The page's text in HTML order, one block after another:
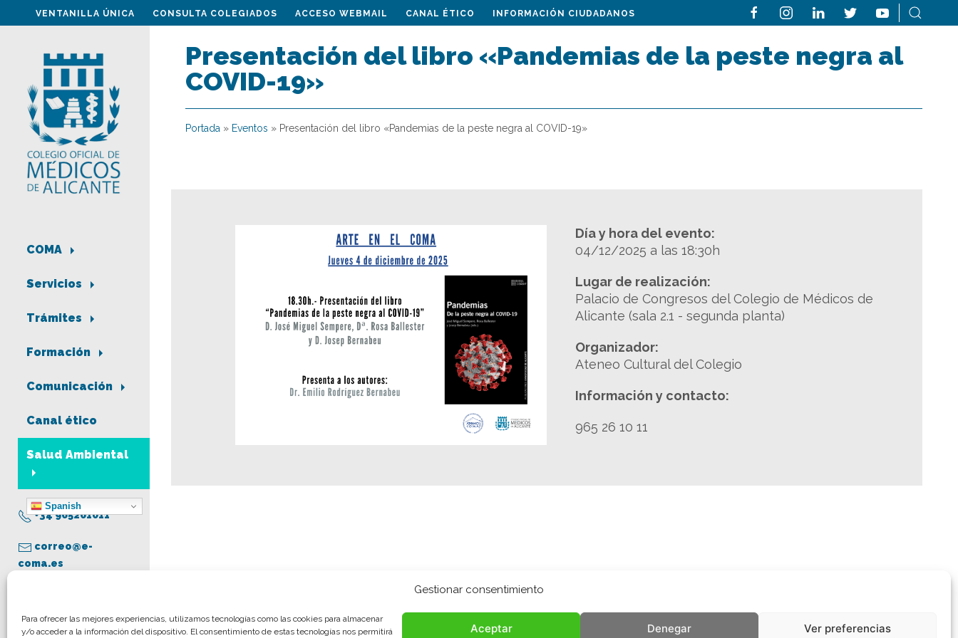
Gestionar consentimiento
Para ofrecer las mejores experiencias, utilizamos tecnologías como las cookies para almacenar
y/o acceder a la información del dispositivo. El consentimiento de estas tecnologías nos permitirá
Aceptar Denegar Ver preferencias
VENTANILLA ÚNICA CONSULTA COLEGIADOS ACCESO WEBMAIL CANAL ÉTICO INFORMACIÓN CIUDADANOS
COMA
Servicios
Trámites
Formación
Comunicación
Canal ético
Salud Ambiental
Spanish
+34 965261011
correo@e-
coma.es
Aviso legal
Presentación del libro «Pandemias de la peste negra al
COVID-19»
Portada » Eventos » Presentación del libro «Pandemias de la peste negra al COVID-19»
Día y hora del evento:
04/12/2025 a las 18:30h
Lugar de realización:
Palacio de Congresos del Colegio de Médicos de
Alicante (sala 2.1 - segunda planta)
Organizador:
Ateneo Cultural del Colegio
Información y contacto:
965 26 10 11